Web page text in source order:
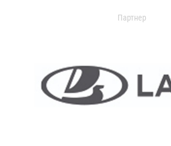
Партнер